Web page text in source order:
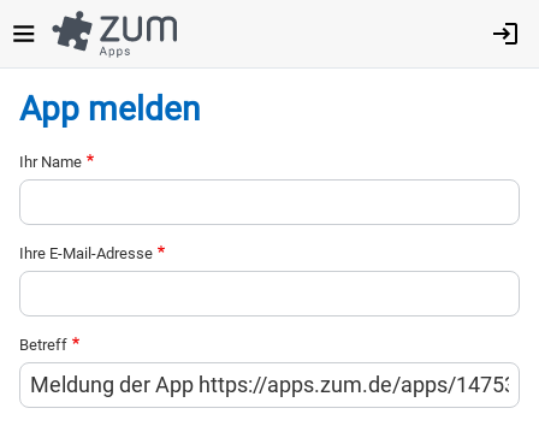
zum
Inhalt
App melden
Ihr Name
Ihre E-Mail-Adresse
Betreff